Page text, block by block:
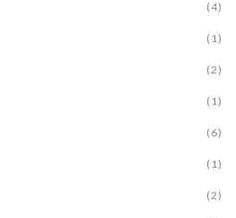
(4)
(1)
(2)
(1)
(6)
(1)
(2)